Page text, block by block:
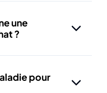
une
?
pour